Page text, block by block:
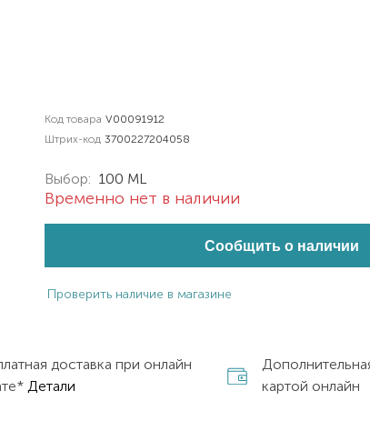
Код товара V00091912
Штрих-код 3700227204058
Выбор: 100 ML
Временно нет в наличии
Сообщить о наличии
Проверить наличие в магазине
доставка при онлайн
Детали
картой онлайн